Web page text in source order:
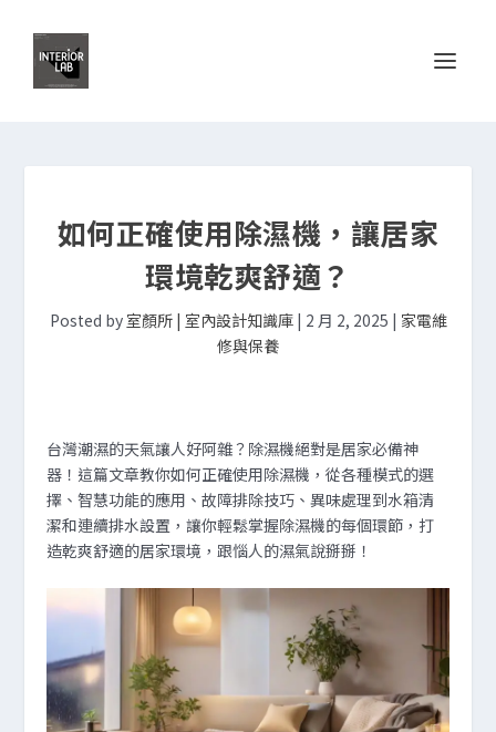
如何正確使用除濕機，讓居家
環境乾爽舒適？
Posted by 室顏所 | 室內設計知識庫| 2 月 2, 2025 | 家電維
修與保養
台灣潮濕的天氣讓人好阿雜？除濕機絕對是居家必備神
器！這篇文章教你如何正確使用除濕機，從各種模式的選
擇、智慧功能的應用、故障排除技巧、異味處理到水箱清
潔和連續排水設置，讓你輕鬆掌握除濕機的每個環節，打
造乾爽舒適的居家環境，跟惱人的濕氣說掰掰！